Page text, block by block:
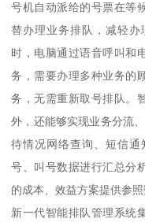
号机自动派给的号票在等
替办理业务排队，减轻
时，电脑通过语音呼叫和
务，需要办理多种业务的
务，无需重新取号排队。
外，还能够实现业务分流
待情况网络查询、短信
号、叫号数据进行汇总分
的成本、效益方案提供参照
新一代智能排队管理系统